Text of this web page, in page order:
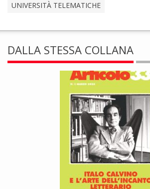
UNIVERSITÀ TELEMATICHE
DALLA STESSA COLLANA